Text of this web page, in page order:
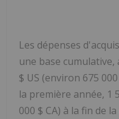
Les dépenses
une base cumulative,
$ US (environ 675
la première année, 1
000 $ CA) à la fin de